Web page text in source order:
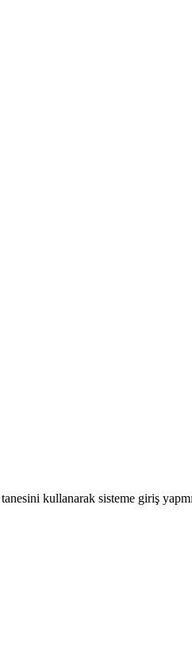
kullanarak sisteme giriş